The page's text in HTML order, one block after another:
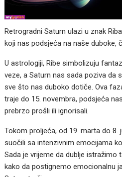
Retrogradni Saturn ulazi u znak
koji nas podsjeća na naše duboke,
U astrologiji, Ribe simbolizuju
veze, a Saturn nas sada poziva da
sve što nas duboko dotiče. Ova
traje do 15. novembra, podsjeća
prebrzo prošli ili ignorisali.
Tokom proljeća, od 19. marta do 8.
suočili sa intenzivnim emocijama
Sada je vrijeme da dublje
kako da postignemo emocionalnu